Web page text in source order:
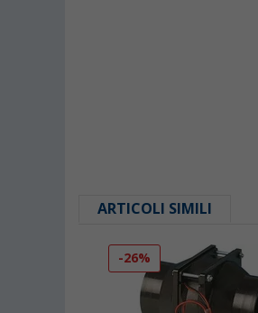
ARTICOLI SIMILI
-26%